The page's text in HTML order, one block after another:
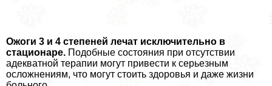
Ожоги 3 и 4 степеней лечат исключительно в
стационаре. Подобные состояния при отсутствии
адекватной терапии могут привести к серьезным
осложнениям, что могут стоить здоровья и даже жизни